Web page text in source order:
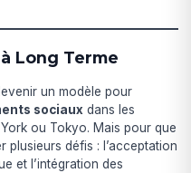
Long Terme
un modèle pour
sociaux dans les
ou Tokyo. Mais pour que
défis : l’acceptation
et l’intégration des